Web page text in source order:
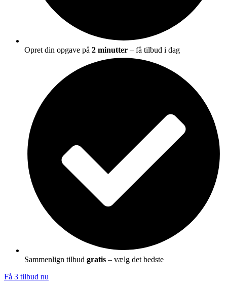
Opret din opgave på 2 minutter – få tilbud i dag
Sammenlign tilbud gratis – vælg det bedste
Få 3 tilbud nu